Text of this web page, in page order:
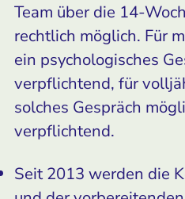
Team über die 14-
rechtlich möglich. Für
ein psychologisches
verpflichtend, für
solches Gespräch
verpflichtend.
Seit 2013 werden die